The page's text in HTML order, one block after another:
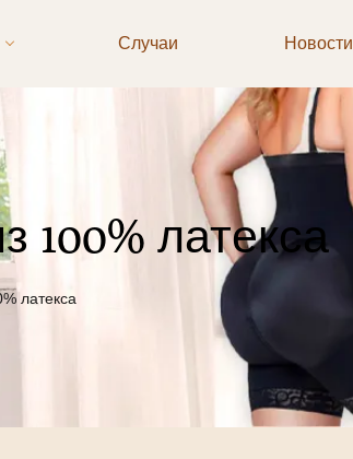
Случаи Новости
100% латекса
латекса